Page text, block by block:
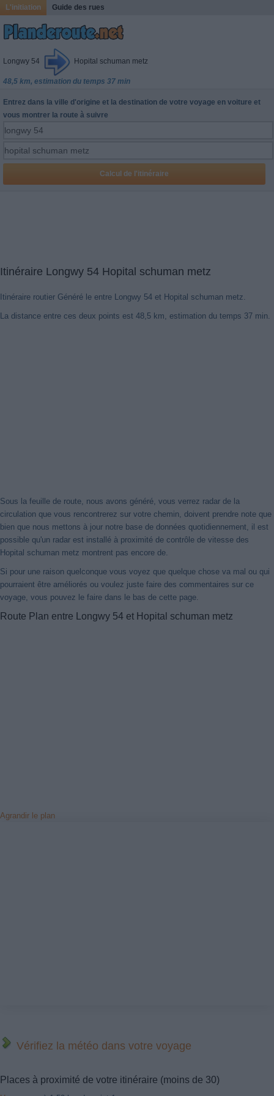
L'initiation Guide des rues
Longwy 54 Hopital schuman metz
48,5 km, estimation du temps 37 min
Entrez dans la ville d'origine et la destination de votre voyage en voiture et
vous montrer la route à suivre
Itinéraire Longwy 54 Hopital schuman metz
Itinéraire routier Généré le entre Longwy 54 et Hopital schuman metz.
La distance entre ces deux points est 48,5 km, estimation du temps 37 min.
Sous la feuille de route, nous avons généré, vous verrez radar de la
circulation que vous rencontrerez sur votre chemin, doivent prendre note que
bien que nous mettons à jour notre base de données quotidiennement, il est
possible qu'un radar est installé à proximité de contrôle de vitesse des
Hopital schuman metz montrent pas encore de.
Si pour une raison quelconque vous voyez que quelque chose va mal ou qui
pourraient être améliorés ou voulez juste faire des commentaires sur ce
voyage, vous pouvez le faire dans le bas de cette page.
Route Plan entre Longwy 54 et Hopital schuman metz
Agrandir le plan
Vérifiez la météo dans votre voyage
Places à proximité de votre itinéraire (moins de 30)